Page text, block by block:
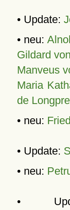
• Update:
• neu:
Gildard
Manveus
Maria
de
• neu:
• Update:
• neu:
•